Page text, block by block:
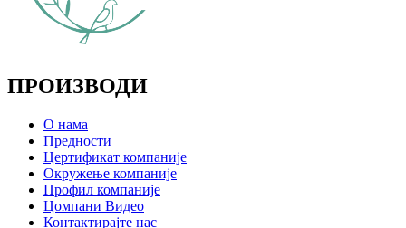
ПРОИЗВОДИ
О нама
Предности
Цертификат компаније
Окружење компаније
Профил компаније
Цомпани Видео
Контактирајте нас